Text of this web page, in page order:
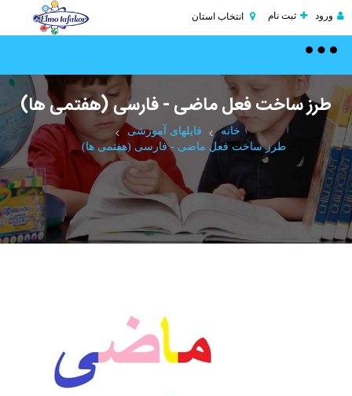
ثبت نام انتخاب استان
Toggle
ساخت فعل ماضی - فارسی (هفتمی ها)
خانه
فایلهای آموزشی
طرز ساخت فعل ماضی - فارسی (هفتمی ها)